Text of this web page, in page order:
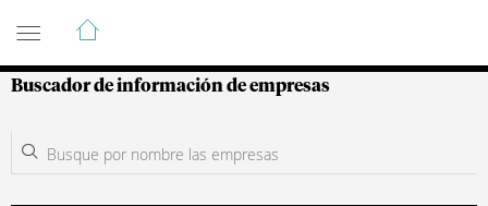
Guía de Empresas Colombianas
Buscador de información de empresas